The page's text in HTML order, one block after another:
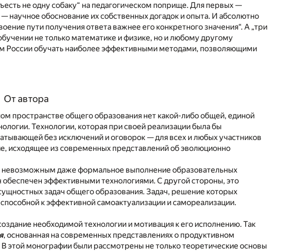
не одну собаку“ на педагогическом поприще. Для первых —
научное обоснование их собственных догадок и опыта. И абсолютно
пути получения ответа важнее его конкретного значения“. А „три
не только математике и физике, но и любому другому
России обучать наиболее эффективными методами, позволяющими
От автора
пространстве общего образования нет какой-либо общей, единой
Технологии, которая при своей реализации была бы
без исключений и оговорок — для всех и любых участников
исходящее из современных представлений об эволюционно
невозможным даже формальное выполнение образовательных
обеспечен эффективными технологиями. С другой стороны, это
задач общего образования. Задач, решение которых
к эффективной самоактуализации и самореализации.
необходимой технологии и мотивация к его исполнению. Так
, основанная на современных представлениях о продуктивном
монографии были рассмотрены не только теоретические основы